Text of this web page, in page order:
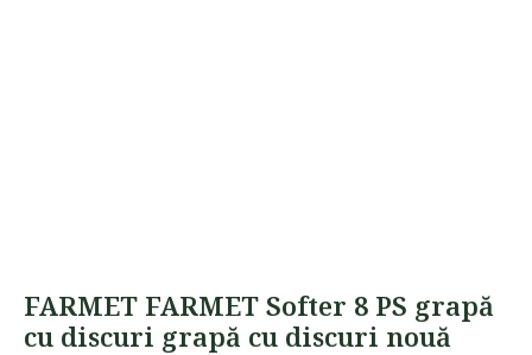
FARMET FARMET Softer 8 PS grapă
cu discuri grapă cu discuri nouă